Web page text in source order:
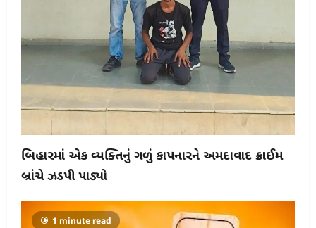
બિહારમાં એક વ્યક્તિનું ગળું કાપનારને અમદાવાદ ક્રાઈમ
બ્રાંચે ઝડપી પાડ્યો
1 minute read